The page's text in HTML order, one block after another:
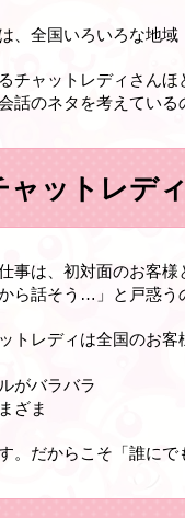
、全国いろいろな地
チャットレディさん
話のネタを考えてい
ャットレデ
事は、初対面のお客
ら話そう…」と戸惑う
トレディは全国のお客
がバラバラ
ざま
。だからこそ「誰に